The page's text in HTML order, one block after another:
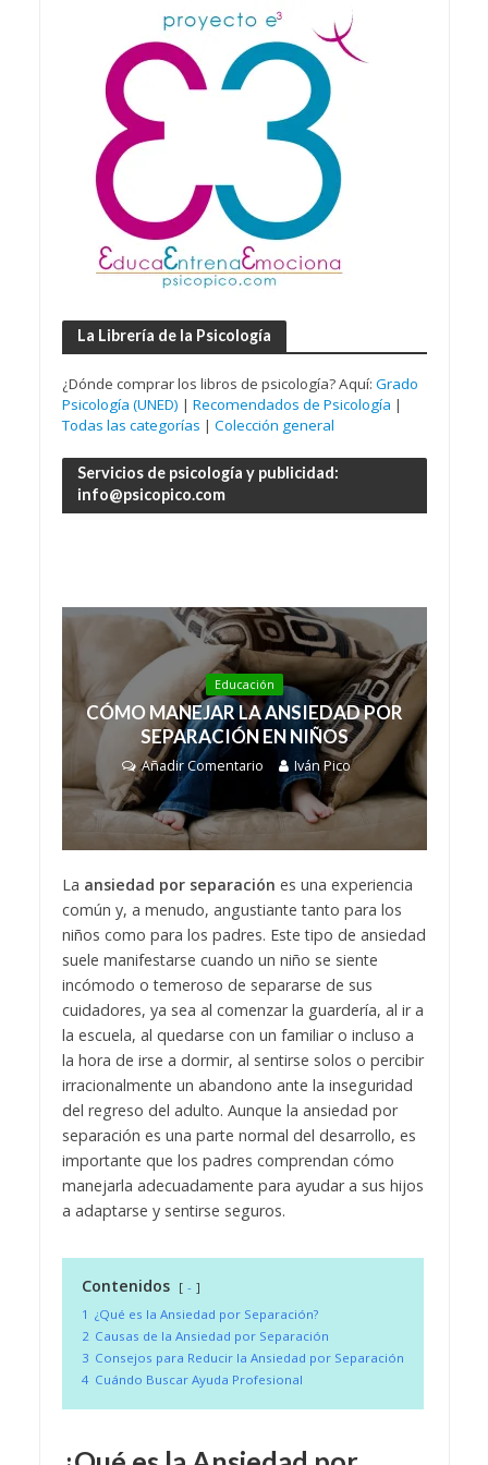
La Librería de la Psicología
¿Dónde comprar los libros de psicología? Aquí: Grado
Psicología (UNED) | Recomendados de Psicología |
Todas las categorías | Colección general
Servicios de psicología y publicidad:
info@psicopico.com
Educación
CÓMO MANEJAR LA ANSIEDAD POR
SEPARACIÓN EN NIÑOS
Añadir Comentario Iván Pico
La ansiedad por separación es una experiencia
común y, a menudo, angustiante tanto para los
niños como para los padres. Este tipo de ansiedad
suele manifestarse cuando un niño se siente
incómodo o temeroso de separarse de sus
cuidadores, ya sea al comenzar la guardería, al ir a
la escuela, al quedarse con un familiar o incluso a
la hora de irse a dormir, al sentirse solos o percibir
irracionalmente un abandono ante la inseguridad
del regreso del adulto. Aunque la ansiedad por
separación es una parte normal del desarrollo, es
importante que los padres comprendan cómo
manejarla adecuadamente para ayudar a sus hijos
a adaptarse y sentirse seguros.
Contenidos
-
1 ¿Qué es la Ansiedad por Separación?
2 Causas de la Ansiedad por Separación
3 Consejos para Reducir la Ansiedad por Separación
4 Cuándo Buscar Ayuda Profesional